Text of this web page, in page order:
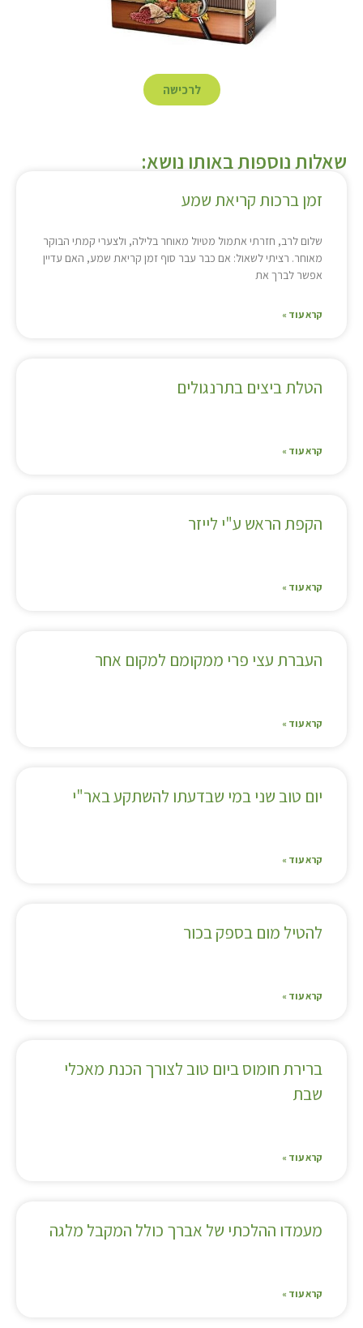
לרכישה
שאלות נוספות באותו נושא:
זמן ברכות קריאת שמע
שלום לרב, חזרתי אתמול מטיול מאוחר בלילה, ולצערי קמתי הבוקר
מאוחר. רציתי לשאול: אם כבר עבר סוף זמן קריאת שמע, האם עדיין
אפשר לברך את
קרא עוד »
הטלת ביצים בתרנגולים
קרא עוד »
הקפת הראש ע"י לייזר
קרא עוד »
העברת עצי פרי ממקומם למקום אחר
קרא עוד »
יום טוב שני במי שבדעתו להשתקע באר"י
קרא עוד »
להטיל מום בספק בכור
קרא עוד »
ברירת חומוס ביום טוב לצורך הכנת מאכלי
שבת
קרא עוד »
מעמדו ההלכתי של אברך כולל המקבל מלגה
קרא עוד »